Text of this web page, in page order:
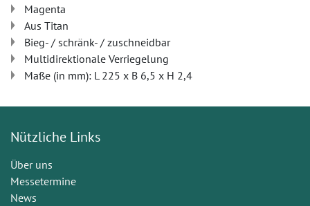
Magenta
Aus Titan
Bieg- / schränk- / zuschneidbar
Multidirektionale Verriegelung
Maße (in mm): L 225 x B 6,5 x H 2,4
Nützliche Links
Über uns
Messetermine
News